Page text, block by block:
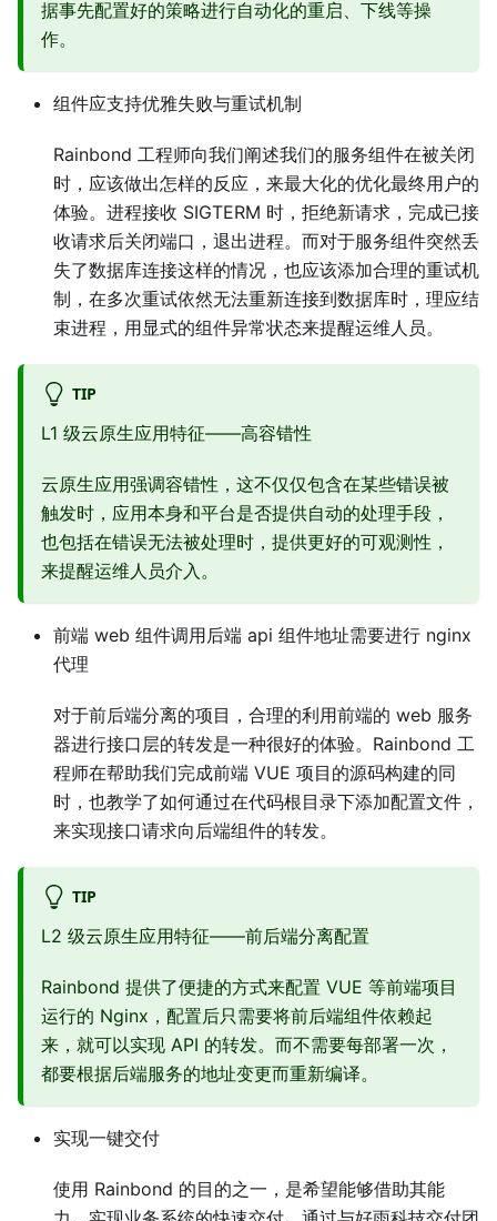
据事先配置好的策略进行自动化的重启、下线等操
作。
组件应支持优雅失败与重试机制
Rainbond 工程师向我们阐述我们的服务组件在被关闭
时，应该做出怎样的反应，来最大化的优化最终用户的
体验。进程接收 SIGTERM 时，拒绝新请求，完成已接
收请求后关闭端口，退出进程。而对于服务组件突然丢
失了数据库连接这样的情况，也应该添加合理的重试机
制，在多次重试依然无法重新连接到数据库时，理应结
束进程，用显式的组件异常状态来提醒运维人员。
TIP
L1 级云原生应用特征——高容错性
云原生应用强调容错性，这不仅仅包含在某些错误被
触发时，应用本身和平台是否提供自动的处理手段，
也包括在错误无法被处理时，提供更好的可观测性，
来提醒运维人员介入。
前端 web 组件调用后端 api 组件地址需要进行 nginx
代理
对于前后端分离的项目，合理的利用前端的 web 服务
器进行接口层的转发是一种很好的体验。Rainbond 工
程师在帮助我们完成前端 VUE 项目的源码构建的同
时，也教学了如何通过在代码根目录下添加配置文件，
来实现接口请求向后端组件的转发。
TIP
L2 级云原生应用特征——前后端分离配置
Rainbond 提供了便捷的方式来配置 VUE 等前端项目
运行的 Nginx，配置后只需要将前后端组件依赖起
来，就可以实现 API 的转发。而不需要每部署一次，
都要根据后端服务的地址变更而重新编译。
实现一键交付
使用 Rainbond 的目的之一，是希望能够借助其能